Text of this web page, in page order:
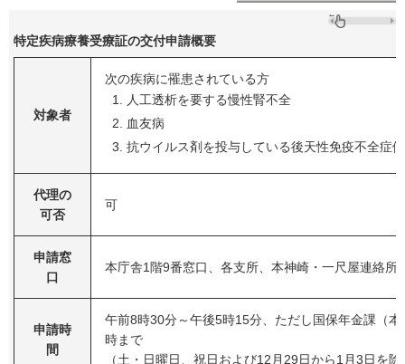
特定疾病療養受療証の交付申請概要
対象者
次の疾病に罹患されている方
人工透析を要する慢性腎不全
血友病
抗ウイルス剤を投与している後天性免疫不全症
代理の
可否
可
申請窓
口
本庁舎1階9番窓口、各支所、本神崎・一尺屋連絡所
申請時
間
午前8時30分～午後5時15分、ただし国保年金課（
時まで
（土・日曜日、祝日および12月29日から1月3日を除